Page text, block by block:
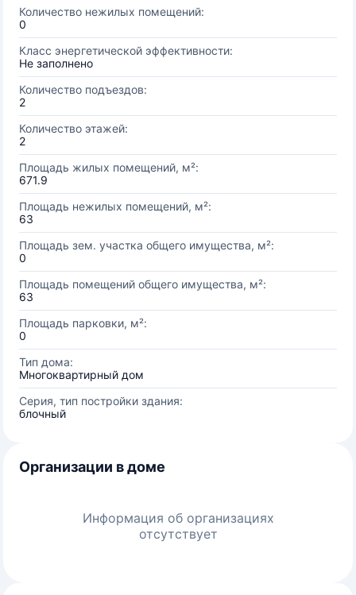
Количество нежилых помещений:
0
Класс энергетической эффективности:
Не заполнено
Количество подъездов:
2
Количество этажей:
2
Площадь жилых помещений, м²:
671.9
Площадь нежилых помещений, м²:
63
Площадь зем. участка общего имущества, м²:
0
Площадь помещений общего имущества, м²:
63
Площадь парковки, м²:
0
Тип дома:
Многоквартирный дом
Серия, тип постройки здания:
блочный
Организации в доме
Информация об организациях
отсутствует